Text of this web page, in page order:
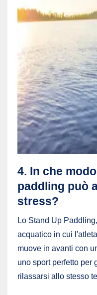
4. In che
paddling può
stress?
Lo Stand Up
acquatico in cui
muove in avanti con
uno sport perfetto per
rilassarsi allo stesso